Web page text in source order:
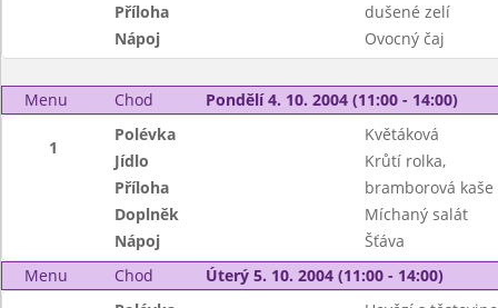
Příloha
dušené zelí
Nápoj
Ovocný čaj
Menu Chod Pondělí 4. 10. 2004 (11:00 - 14:00)
1
Polévka
Květáková
Jídlo
Krůtí rolka,
Příloha
bramborová kaše
Doplněk
Míchaný salát
Nápoj
Šťáva
Menu
Chod Úterý 5. 10. 2004 (11:00 - 14:00)